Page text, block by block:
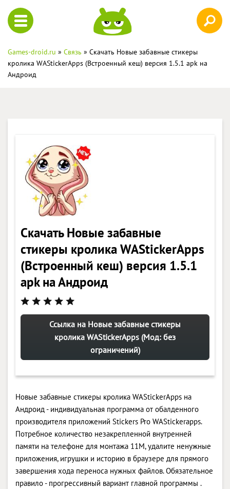
Games-droid.ru » Связь » Скачать Новые забавные стикеры
кролика WAStickerApps (Встроенный кеш) версия 1.5.1 apk на
Андроид
Скачать Новые забавные
стикеры кролика WAStickerApps
(Встроенный кеш) версия 1.5.1
apk на Андроид
Ссылка на Новые забавные стикеры
кролика WAStickerApps (Мод: без
ограничений)
Новые забавные стикеры кролика WAStickerApps на
Андроид - индивидуальная программа от обалденного
производителя приложений Stickers Pro WAStickerapps.
Потребное количество незакрепленной внутренней
памяти на телефоне для монтажа 11M, удалите ненужные
приложения, игрушки и историю в браузере для прямого
завершения хода переноса нужных файлов. Обязательное
правило - прогрессивный вариант главной программы .